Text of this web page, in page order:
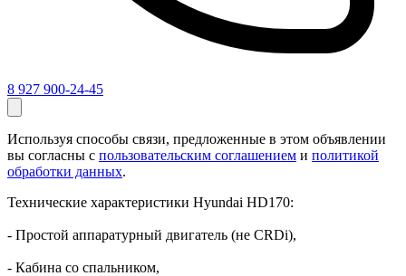
8 927 900-24-45
Используя способы связи, предложенные в этом объявлении
вы согласны с пользовательским соглашением и политикой
обработки данных.
Технические характеристики Hyundai HD170:
- Простой аппаратурный двигатель (не CRDi),
- Кабина со спальником,